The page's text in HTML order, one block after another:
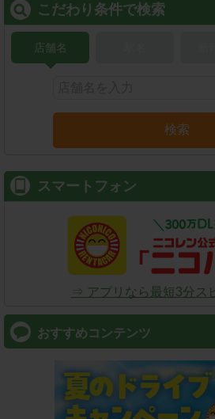
こだわり条件で検索
店舗名
検索
スマートフォン
⇒ アプリなら最短3分ス
おすすめコンテンツ